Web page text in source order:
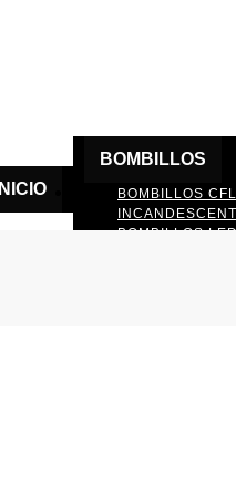
INICIO
BOMBILLOS
BOMBILLOS CFL
BOMBILLOS